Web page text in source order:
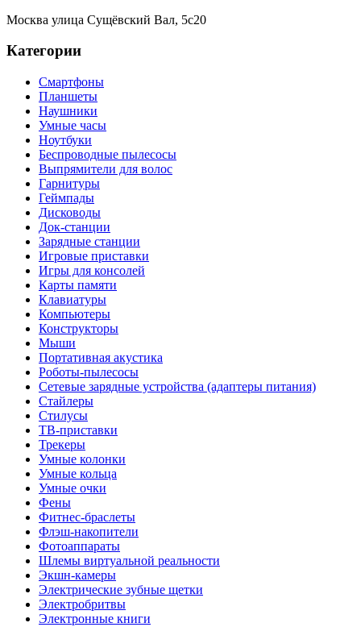
Москва улица Сущёвский Вал, 5с20
Категории
Смартфоны
Планшеты
Наушники
Умные часы
Ноутбуки
Беспроводные пылесосы
Выпрямители для волос
Гарнитуры
Геймпады
Дисководы
Док-станции
Зарядные станции
Игровые приставки
Игры для консолей
Карты памяти
Клавиатуры
Компьютеры
Конструкторы
Мыши
Портативная акустика
Роботы-пылесосы
Сетевые зарядные устройства (адаптеры питания)
Стайлеры
Стилусы
ТВ-приставки
Трекеры
Умные колонки
Умные кольца
Умные очки
Фены
Фитнес-браслеты
Флэш-накопители
Фотоаппараты
Шлемы виртуальной реальности
Экшн-камеры
Электрические зубные щетки
Электробритвы
Электронные книги